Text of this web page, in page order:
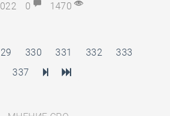
0 1470
330 331 332
333
337